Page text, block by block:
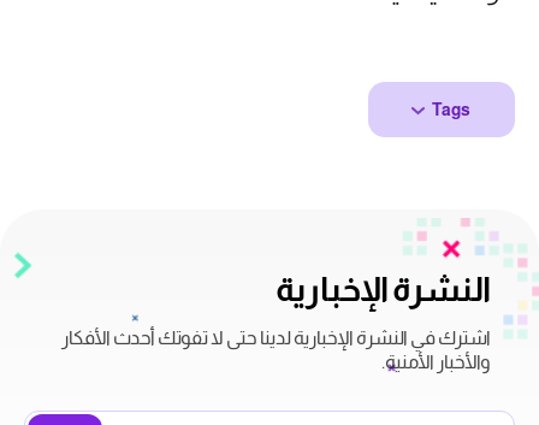
Tags
النشرة الإخبارية
اشترك في النشرة الإخبارية لدينا حتى لا تفوتك أحدث الأفكار
والأخبار الأمنية.